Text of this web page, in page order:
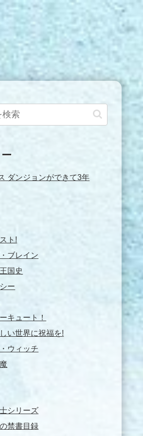
ダンジョンができて3年
ト!
ブレイン
国史
ー
キュート！
い世界に祝福を!
ウィッチ
シリーズ
禁書目録